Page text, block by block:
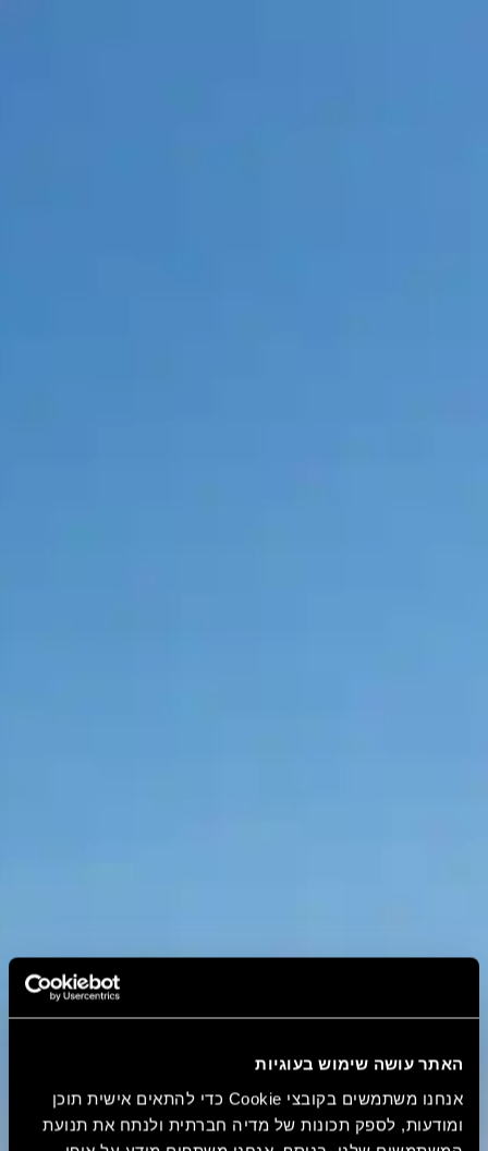
האתר עושה שימוש בעוגיות
אנחנו משתמשים בקובצי Cookie כדי להתאים אישית תוכן
ומודעות, לספק תכונות של מדיה חברתית ולנתח את תנועת